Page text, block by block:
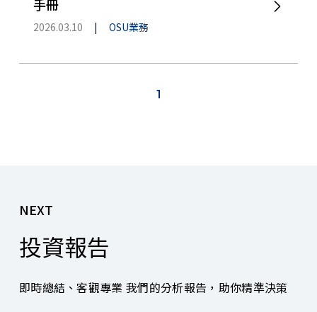
手冊
2026.03.10 | OSU業務
1
NEXT
投資報告
即時總結、客觀專業 我們的分析報告，助你精準決策